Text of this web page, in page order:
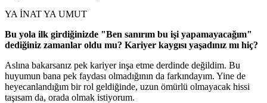
YA İNAT YA UMUT
Bu yola ilk girdiğinizde "Ben sanırım bu işi yapamayacağım"
dediğiniz zamanlar oldu mu? Kariyer kaygısı yaşadınız mı hiç?
Aslına bakarsanız pek kariyer inşa etme derdinde değildim. Bu
huyumun bana pek faydası olmadığının da farkındayım. Yine de
heyecanlandığım bir rol geldiğinde, uzun ömürlü olmayacak hissi
taşısam da, orada olmak istiyorum.